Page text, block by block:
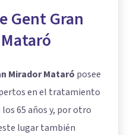
Gent Gran
Mirador Mataró posee
en el tratamiento
65 años y, por otro
lugar también